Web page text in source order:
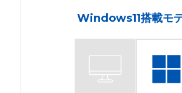
Windows11搭載モ